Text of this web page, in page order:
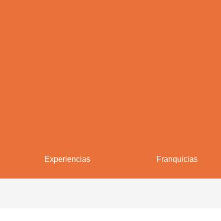
Experiencias Franquicias